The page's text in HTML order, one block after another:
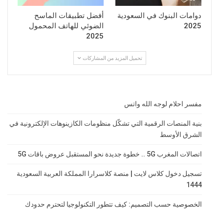
دوامات البنوك في السعودية
2025
أفضل تطبيقات الماسح
الضوئي للهاتف المحمول
2025
تحميل المزيد من المشاركات
مفسر احلام لوجه الله واتس
بنية المنصات الرقمية التي تشكّل منظومات الكازينوهات الإلكترونية في
الشرق الأوسط
اتصالات المغرب 5G .. خطوة جديدة نحو المستقبل عروض باقات 5G
تسجيل دخول كلاس لايت | منصة كلاسرارا المملكة العربية السعودية
1444
الخصوصية حسب التصميم: كيف تتطور التكنولوجيا لتحترم حدودك